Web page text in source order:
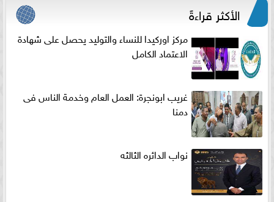
الأكثر قراءةً
مركز اوركيدا للنساء والتوليد يحصل على شهادة
الاعتماد الكامل
غريب ابونجرة: العمل العام وخدمة الناس فى
دمنا
نواب الدائره الثالثه